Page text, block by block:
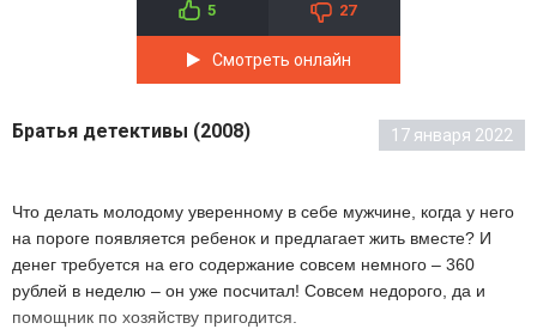
5 27
Смотреть онлайн
Братья детективы (2008) 17 января 2022
Что делать молодому уверенному в себе мужчине, когда у него
на пороге появляется ребенок и предлагает жить вместе? И
денег требуется на его содержание совсем немного – 360
рублей в неделю – он уже посчитал! Совсем недорого, да и
помощник по хозяйству пригодится.